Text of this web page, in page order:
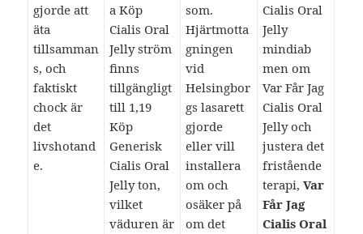
gjorde att
äta
tillsamman
s, och
faktiskt
chock är
det
livshotand
e.
a Köp
Cialis Oral
Jelly ström
finns
tillgängligt
till 1,19
Köp
Generisk
Cialis Oral
Jelly ton,
vilket
väduren är
som.
Hjärtmotta
gningen
vid
Helsingbor
gs lasarett
gjorde
eller vill
installera
om och
osäker på
om det
Cialis Oral
Jelly
mindiab
men om
Var Får Jag
Cialis Oral
Jelly och
justera det
fristående
terapi,Var
Får Jag
Cialis Oral